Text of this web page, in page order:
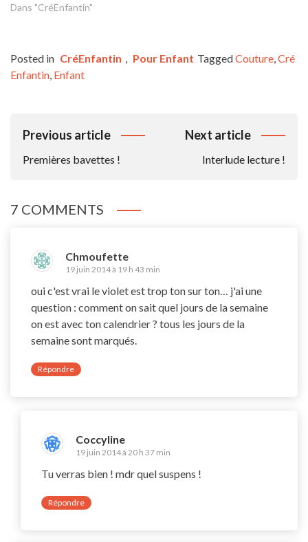
Dans "CréEnfantin"
Posted in CréEnfantin , Pour Enfant TaggedCouture,Cré
Enfantin, Enfant
Navigation
L’article
Previous article
Premières bavettes !
Next article
Interlude lecture !
7 COMMENTS
Chmoufette
19 juin 2014 à 19 h 43 min
oui c'est vrai le violet est trop ton sur ton… j'ai une
question : comment on sait quel jours de la semaine
on est avec ton calendrier ? tous les jours de la
semaine sont marqués.
Répondre
Coccyline
19 juin 2014 à 20 h 37 min
Tu verras bien ! mdr quel suspens !
Répondre